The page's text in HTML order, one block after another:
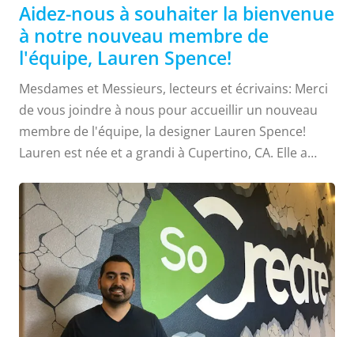
Aidez-nous à souhaiter la bienvenue
à notre nouveau membre de
l'équipe, Lauren Spence!
Mesdames et Messieurs, lecteurs et écrivains: Merci
de vous joindre à nous pour accueillir un nouveau
membre de l'équipe, la designer Lauren Spence!
Lauren est née et a grandi à Cupertino, CA. Elle a
Area avant d'obtenir une lettre d'acceptation de Cal
Poly San Luis Obispo, qui l'a amenée à déménager
sur la côte centrale. Après avoir commencé avec une
spécialité en anglais, Lauren a découvert sa véritable
passion pour le graphisme lors d'un cours de
présentation à la communication graphique. Après
sa classe de la Cal Poly...